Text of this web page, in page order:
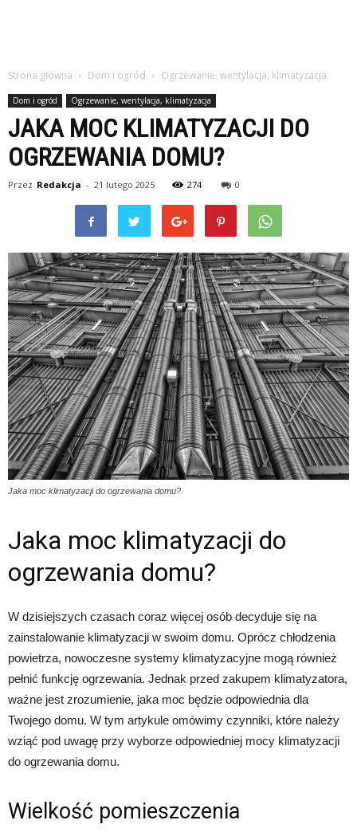
Strona główna Dom i ogród Ogrzewanie, wentylacja, klimatyzacja
Dom i ogród Ogrzewanie, wentylacja, klimatyzacja
JAKA MOC KLIMATYZACJI DO
OGRZEWANIA DOMU?
Przez Redakcja - 21 lutego 2025 274 0
Jaka moc klimatyzacji do ogrzewania domu?
Jaka moc klimatyzacji do
ogrzewania domu?
W dzisiejszych czasach coraz więcej osób decyduje się na
zainstalowanie klimatyzacji w swoim domu. Oprócz chłodzenia
powietrza, nowoczesne systemy klimatyzacyjne mogą również
pełnić funkcję ogrzewania. Jednak przed zakupem klimatyzatora,
ważne jest zrozumienie, jaka moc będzie odpowiednia dla
Twojego domu. W tym artykule omówimy czynniki, które należy
wziąć pod uwagę przy wyborze odpowiedniej mocy klimatyzacji
do ogrzewania domu.
Wielkość pomieszczenia